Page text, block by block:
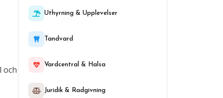
och
Uthyrning & Upplevelser
Tandvard
Vardcentral & Halsa
Juridik & Radgivning